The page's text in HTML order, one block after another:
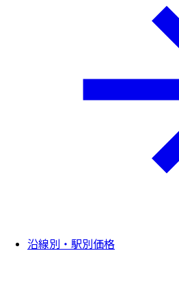
沿線別・駅別価格